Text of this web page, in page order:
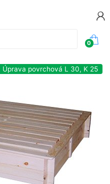
0
Úprava povrchová L 30, K 25